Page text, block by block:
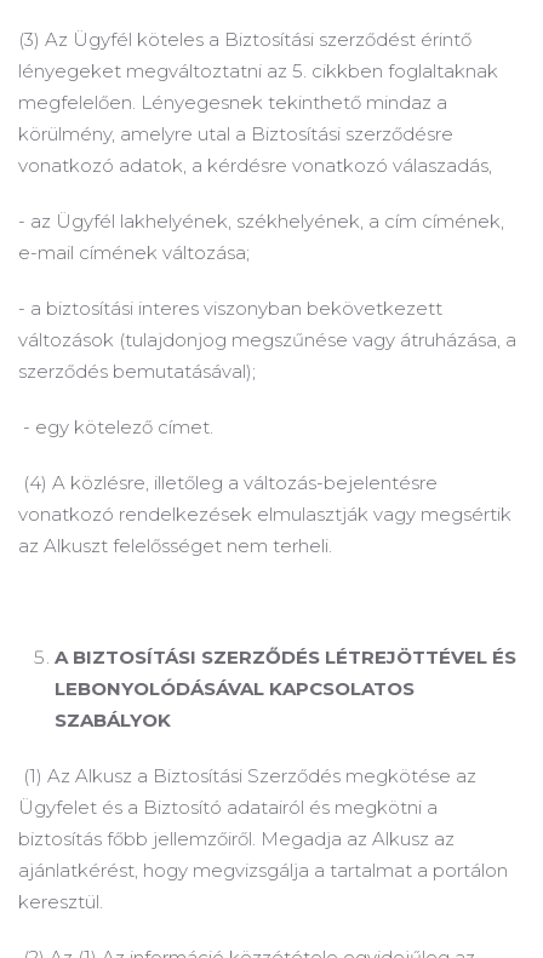
(3) Az Ügyfél köteles a Biztosítási szerződést érintő
lényegeket megváltoztatni az 5. cikkben foglaltaknak
megfelelően. Lényegesnek tekinthető mindaz a
körülmény, amelyre utal a Biztosítási szerződésre
vonatkozó adatok, a kérdésre vonatkozó válaszadás,
- az Ügyfél lakhelyének, székhelyének, a cím címének,
e-mail címének változása;
- a biztosítási interes viszonyban bekövetkezett
változások (tulajdonjog megszűnése vagy átruházása, a
szerződés bemutatásával);
- egy kötelező címet.
(4) A közlésre, illetőleg a változás-bejelentésre
vonatkozó rendelkezések elmulasztják vagy megsértik
az Alkuszt felelősséget nem terheli.
A BIZTOSÍTÁSI SZERZŐDÉS LÉTREJÖTTÉVEL ÉS
LEBONYOLÓDÁSÁVAL KAPCSOLATOS
SZABÁLYOK
(1) Az Alkusz a Biztosítási Szerződés megkötése az
Ügyfelet és a Biztosító adatairól és megkötni a
biztosítás főbb jellemzőiről. Megadja az Alkusz az
ajánlatkérést, hogy megvizsgálja a tartalmat a portálon
keresztül.